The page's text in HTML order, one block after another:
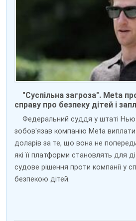
"Суспільна загроза". Meta
справу про безпеку дітей і
Федеральний суддя у штаті
зобов'язав компанію Meta
доларів за те, що вона не
які її платформи становлять для
судове рішення проти компанії у
безпекою дітей.